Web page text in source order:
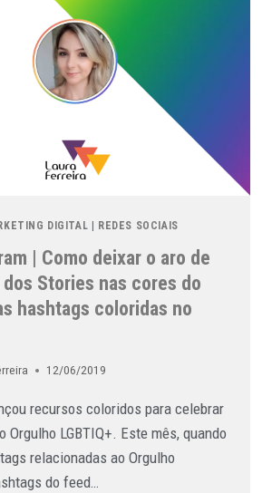
DIGITAL | REDES SOCIAIS
| Como deixar o aro de
Stories nas cores do
hashtags coloridas no
12/06/2019
recursos coloridos para celebrar
Orgulho LGBTIQ+. Este mês, quando
relacionadas ao Orgulho
do feed…